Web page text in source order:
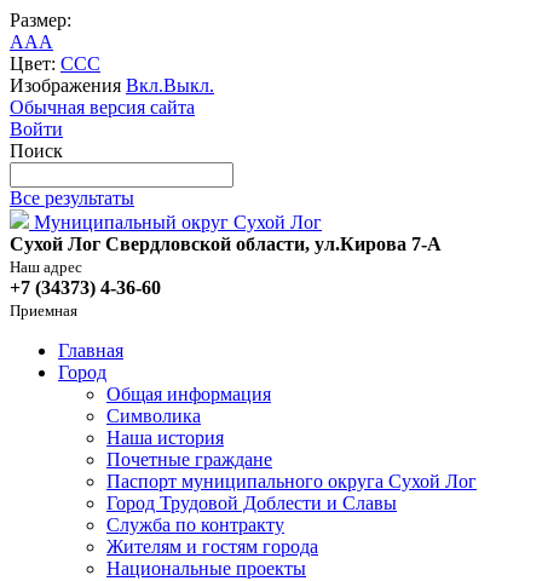
Размер:
AAA
Цвет: CCC
Изображения Вкл.Выкл.
Обычная версия сайта
Войти
Поиск
Все результаты
Муниципальный округ Сухой Лог
Сухой Лог Свердловской области, ул.Кирова 7-А
Наш адрес
+7 (34373) 4-36-60
Приемная
Главная
Город
Общая информация
Символика
Наша история
Почетные граждане
Паспорт муниципального округа Сухой Лог
Город Трудовой Доблести и Славы
Служба по контракту
Жителям и гостям города
Национальные проекты